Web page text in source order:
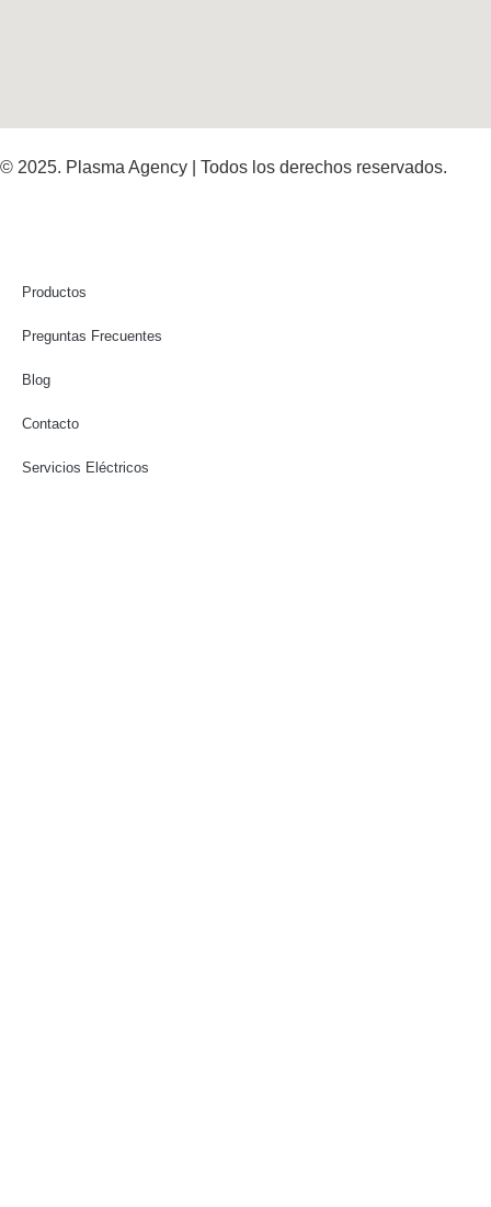
© 2025. Plasma Agency | Todos los derechos reservados.
Productos
Preguntas Frecuentes
Blog
Contacto
Servicios Eléctricos